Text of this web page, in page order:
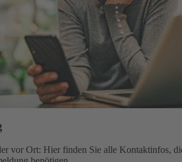
vor Ort: Hier finden Sie alle Kontaktinfos,